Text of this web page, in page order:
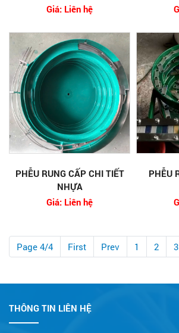
Giá: Liên hệ
PHỄU RUNG CẤP CHI TIẾT
NHỰA
Giá: Liên hệ
PHỄU
Page 4/4 First Prev 1 2 3
THÔNG TIN LIÊN HỆ